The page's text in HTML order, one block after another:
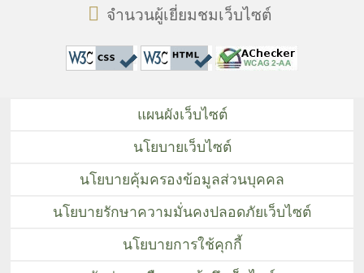
จำนวนผู้เยี่ยมชมเว็บไซต์
แผนผังเว็บไซต์
นโยบายเว็บไซต์
นโยบายคุ้มครองข้อมูลส่วนบุคคล
นโยบายรักษาความมั่นคงปลอดภัยเว็บไซต์
นโยบายการใช้คุกกี้